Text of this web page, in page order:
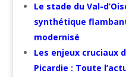
Le stade du Val-
synthétique
modernisé
Les enjeux cruciaux
Picardie : Toute